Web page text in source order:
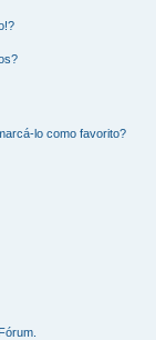
lo como favorito?